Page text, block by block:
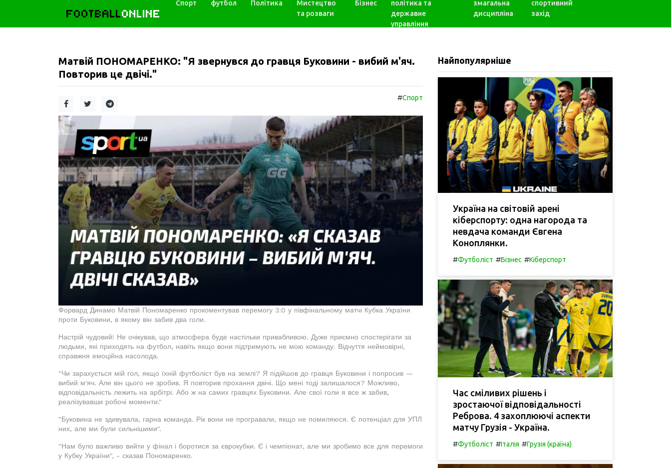
FOOTBALLONLINE
Спорт футбол Політика
Мистецтво
та розваги
Бізнес
політика та
державне
управління
змагальна
дисципліна
спортивний
захід
Матвій ПОНОМАРЕНКО: "Я звернувся до гравця Буковини - вибий м'яч.
Повторив це двічі."
#Спорт
Форвард Динамо Матвій Пономаренко прокоментував перемогу 3:0 у півфінальному матчі Кубка України
проти Буковини, в якому він забив два голи.
Настрій чудовий! Не очікував, що атмосфера буде настільки привабливою. Дуже приємно спостерігати за
людьми, які приходять на футбол, навіть якщо вони підтримують не мою команду. Відчуття неймовірні,
справжня емоційна насолода.
"Чи зарахується мій гол, якщо їхній футболіст був на землі? Я підійшов до гравця Буковини і попросив —
вибий м'яч. Але він цього не зробив. Я повторив прохання двічі. Що мені тоді залишалося? Можливо,
відповідальність лежить на арбітрі. Або ж на самих гравцях Буковини. Але свої голи я все ж забив,
реалізувавши робочі моменти."
"Буковина не здивувала, гарна команда. Рік вони не програвали, якщо не помиляюся. Є потенціал для УПЛ
них, але ми були сильнішими".
"Нам було важливо вийти у фінал і боротися за єврокубки. Є і чемпіонат, але ми зробимо все для перемоги
у Кубку України", - сказав Пономаренко.
Найпопулярніше
Україна на світовій арені
кіберспорту: одна нагорода та
невдача команди Євгена
Коноплянки.
#Футболіст #Бізнес #Кіберспорт
Час сміливих рішень і
зростаючої відповідальності
Реброва. 4 захоплюючі аспекти
матчу Грузія - Україна.
#Футболіст #Італія #Грузія (країна)